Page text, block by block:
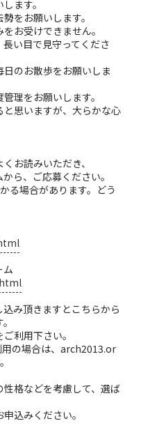
ます。
をお願いします。
お受けできません。
い目で見守ってくださ
日のお散歩をお願いしま
理をお願いします。
と思いますが、大らかな心
お読みいただき、
ら、ご応募ください。
る場合があります。どう
ム
み頂きますとこちらから
利用下さい。
の場合は、arch2013.or
格などを考慮して、選ば
込みください。